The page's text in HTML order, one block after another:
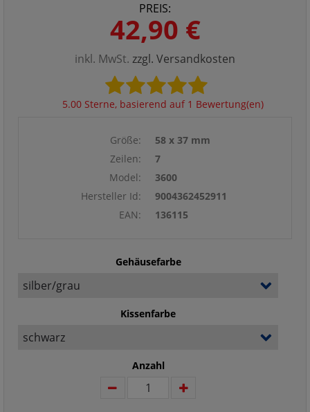
PREIS:
42,90 €
inkl. MwSt. zzgl. Versandkosten
5.00 Sterne, basierend auf 1 Bewertung(en)
Größe:
58 x 37 mm
Zeilen:
7
Model:
3600
Hersteller Id:
9004362452911
EAN:
136115
Gehäusefarbe
Kissenfarbe
Anzahl